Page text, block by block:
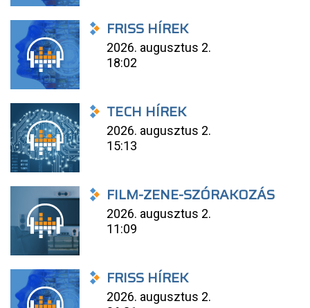
FRISS HÍREK
2026. augusztus 2.
18:02
TECH HÍREK
2026. augusztus 2.
15:13
FILM-ZENE-SZÓRAKOZÁS
2026. augusztus 2.
11:09
FRISS HÍREK
2026. augusztus 2.